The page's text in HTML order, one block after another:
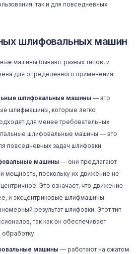
так и для повседневных
шлифовальных машин
машины бывают разных типов, и
для определенного применения:
шлифовальные машины — это
шлифмашины, которые легко
для менее требовательных
шлифовальные машины — это
повседневных задач шлифовки.
машины — они предлагают
мощность, поскольку их движение не
Это означает, что движение
и эксцентриковые шлифмашины
результат шлифовки. Этот тип
так как он обеспечивает
машины — работают на сжатом